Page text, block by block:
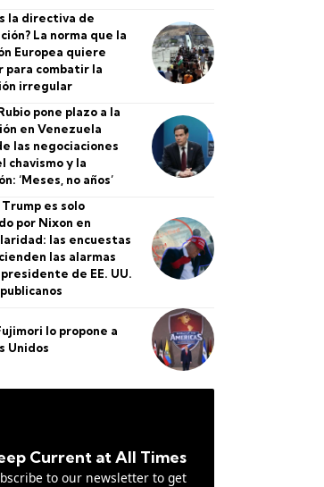
la directiva de
La norma que la
Europea quiere
para combatir la
irregular
pone plazo a la
en Venezuela
las negociaciones
chavismo y la
‘Meses, no años’
es solo
por Nixon en
las encuestas
las alarmas
de EE. UU.
lo propone a
Unidos
Current at All Times
to our newsletter to get